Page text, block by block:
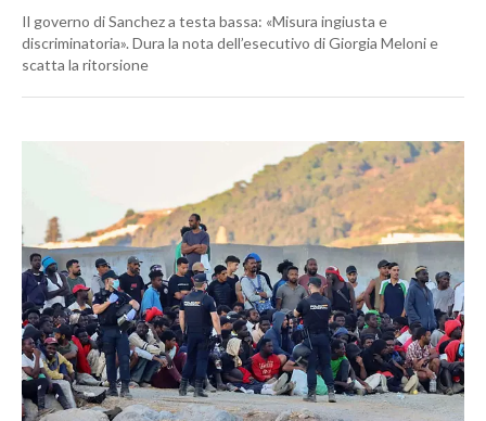
Il governo di Sanchez a testa bassa: «Misura ingiusta e
discriminatoria». Dura la nota dell’esecutivo di Giorgia Meloni e
scatta la ritorsione